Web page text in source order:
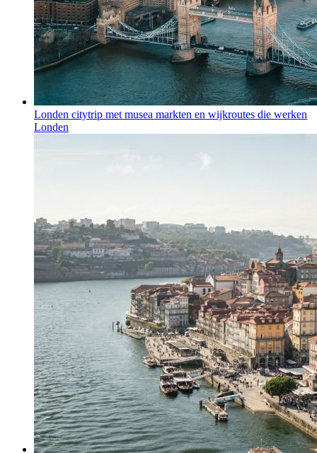
Londen citytrip met musea markten en wijkroutes die werken
Londen